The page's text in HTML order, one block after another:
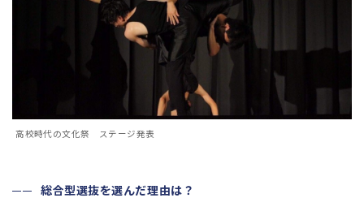
高校時代の文化祭 ステージ発表
総合型選抜を選んだ理由は？